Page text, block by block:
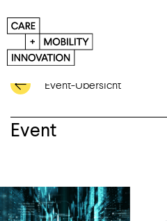
Event-Übersicht
Event